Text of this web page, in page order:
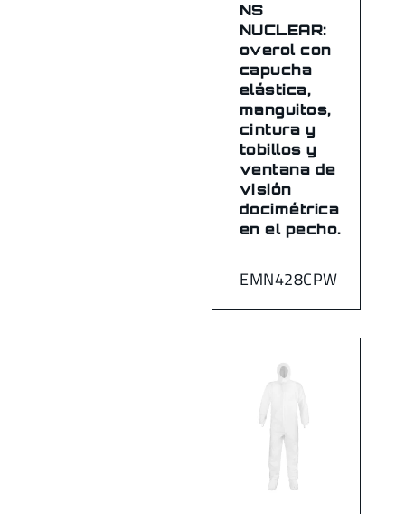
EMN428CPW
NS
NUCLEAR:
overol con
capucha
elástica,
manguitos,
cintura y
tobillos y
ventana de
visión
docimétrica
en el pecho.